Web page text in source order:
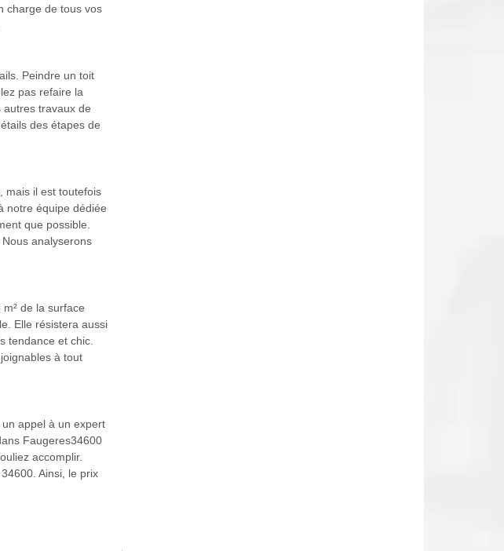
charge de tous vos
Peindre un toit
pas refaire la
travaux de
des étapes de
mais il est toutefois
notre équipe dédiée
que possible.
analyserons
de la surface
Elle résistera aussi
tendance et chic.
à tout
appel à un expert
Faugeres34600
accomplir.
Ainsi, le prix